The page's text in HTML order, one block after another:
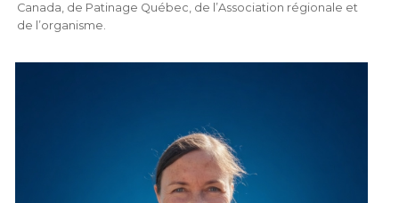
Canada, de Patinage Québec, de l’Association régionale et
de l’organisme.